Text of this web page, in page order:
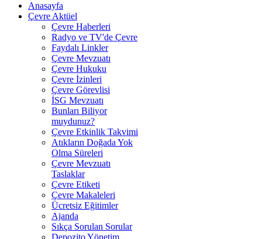
Anasayfa
Çevre Aktüel
Çevre Haberleri
Radyo ve TV'de Çevre
Faydalı Linkler
Çevre Mevzuatı
Çevre Hukuku
Çevre İzinleri
Çevre Görevlisi
İSG Mevzuatı
Bunları Biliyor
muydunuz?
Çevre Etkinlik Takvimi
Atıkların Doğada Yok
Olma Süreleri
Çevre Mevzuatı
Taslaklar
Çevre Etiketi
Çevre Makaleleri
Ücretsiz Eğitimler
Ajanda
Sıkça Sorulan Sorular
Depozito Yönetim